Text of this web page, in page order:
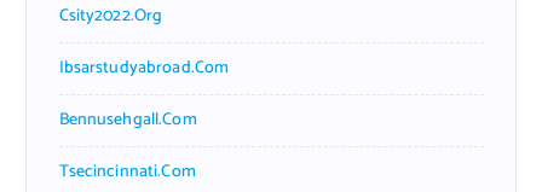
Csity2022.org
Ibsarstudyabroad.com
Bennusehgall.com
Tsecincinnati.com